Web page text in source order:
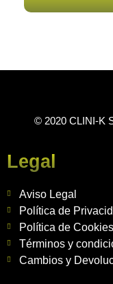
© 2020 CLINI-K
Legal
Aviso Legal
Política de
Política de Cookies
Términos y
Cambios y